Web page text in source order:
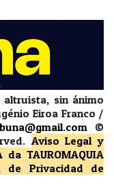
sin ánimo
Eiroa Franco /
©
Aviso Legal y
da TAUROMAQUIA
de Privacidad
de